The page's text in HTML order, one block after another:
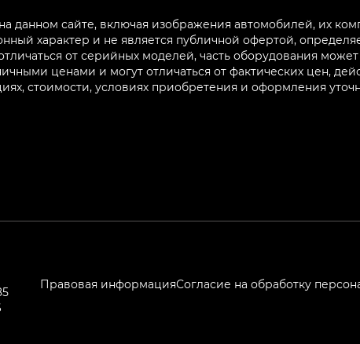
данном сайте, включая изображения автомобилей, их
характер и не является публичной офертой,
от серийных моделей, часть оборудования
ценами и могут отличаться от фактических цен,
стоимости, условиях приобретения и оформления
Правовая информацияСогласие на обработку